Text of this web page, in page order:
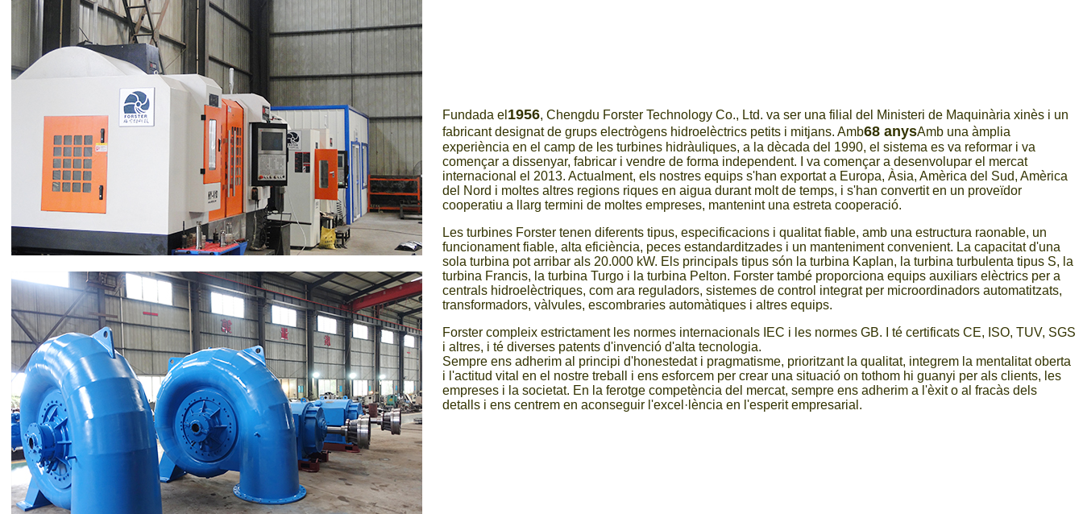
Fundada el 1956, Chengdu Forster Technology Co., Ltd. va ser una filial del Ministeri de Maquinària xinès i un
fabricant designat de grups electrògens hidroelèctrics petits i mitjans. Amb68 anysAmb una àmplia
experiència en el camp de les turbines hidràuliques, a la dècada del 1990, el sistema es va reformar i va
començar a dissenyar, fabricar i vendre de forma independent. I va començar a desenvolupar el mercat
internacional el 2013. Actualment, els nostres equips s'han exportat a Europa, Àsia, Amèrica del Sud, Amèrica
del Nord i moltes altres regions riques en aigua durant molt de temps, i s'han convertit en un proveïdor
cooperatiu a llarg termini de moltes empreses, mantenint una estreta cooperació.
Les turbines Forster tenen diferents tipus, especificacions i qualitat fiable, amb una estructura raonable, un
funcionament fiable, alta eficiència, peces estandarditzades i un manteniment convenient. La capacitat d'una
sola turbina pot arribar als 20.000 kW. Els principals tipus són la turbina Kaplan, la turbina turbulenta tipus S, la
turbina Francis, la turbina Turgo i la turbina Pelton. Forster també proporciona equips auxiliars elèctrics per a
centrals hidroelèctriques, com ara reguladors, sistemes de control integrat per microordinadors automatitzats,
transformadors, vàlvules, escombraries automàtiques i altres equips.
Forster compleix estrictament les normes internacionals IEC i les normes GB. I té certificats CE, ISO, TUV, SGS
i altres, i té diverses patents d'invenció d'alta tecnologia.
Sempre ens adherim al principi d'honestedat i pragmatisme, prioritzant la qualitat, integrem la mentalitat oberta
i l'actitud vital en el nostre treball i ens esforcem per crear una situació on tothom hi guanyi per als clients, les
empreses i la societat. En la ferotge competència del mercat, sempre ens adherim a l'èxit o al fracàs dels
detalls i ens centrem en aconseguir l'excel·lència en l'esperit empresarial.